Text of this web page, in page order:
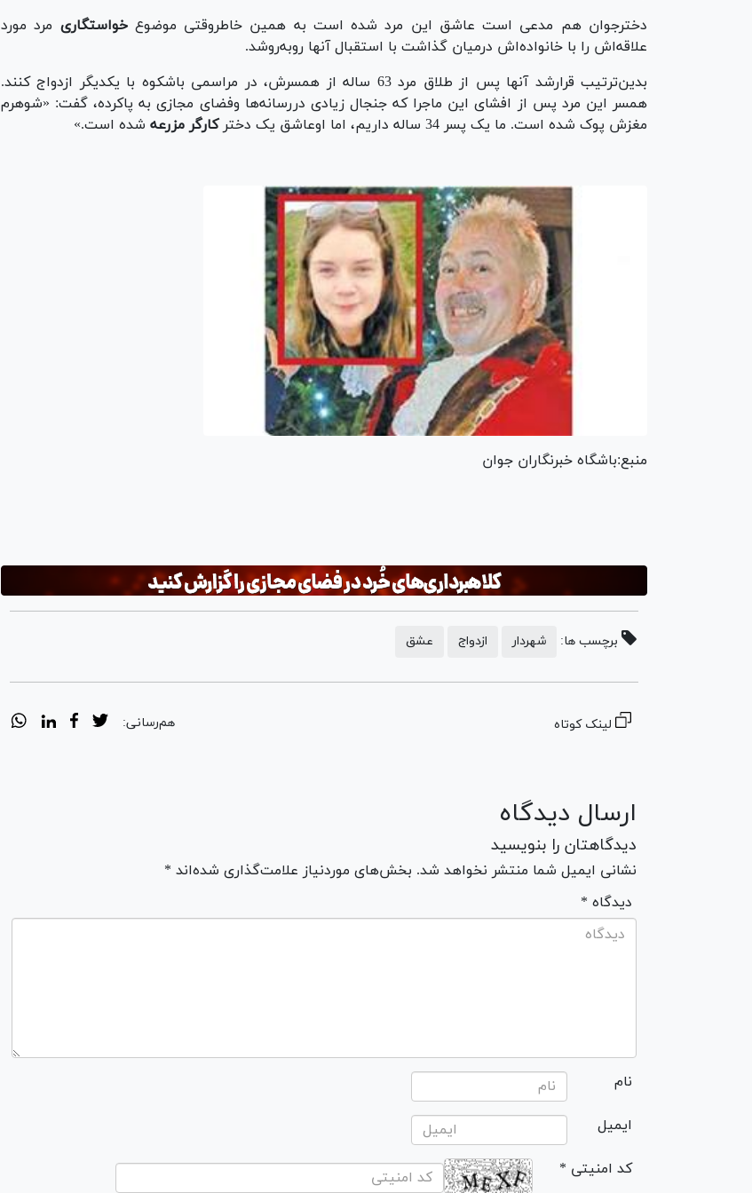
دخترجوان هم مدعی است عاشق این مرد شده است به همین خاطروقتی موضوعخواستگاری مرد مورد
علاقه‌اش را با خانواده‌اش درمیان گذاشت با استقبال آنها روبه‌روشد.
بدین‌ترتیب قرارشد آنها پس از طلاق مرد 63 ساله از همسرش، در مراسمی باشکوه با یکدیگر ازدواج کنند.
همسر این مرد پس از افشای این ماجرا که جنجال زیادی دررسانه‌ها وفضای مجازی به پاکرده، گفت: «شوهرم
مغزش پوک شده است. ما یک پسر 34 ساله داریم، اما اوعاشق یک دختر
کارگر مزرعه شده است.»
منبع:باشگاه خبرنگاران جوان
برچسب ها: شهردار ازدواج عشق
لینک کوتاه هم‌رسانی:
ارسال دیدگاه
دیدگاهتان را بنویسید
نشانی ایمیل شما منتشر نخواهد شد. بخش‌های موردنیاز علامت‌گذاری شده‌اند *
* دیدگاه
نام
ایمیل
* کد امنیتی